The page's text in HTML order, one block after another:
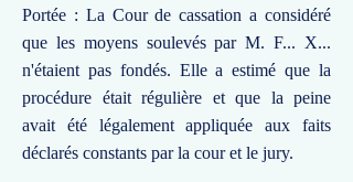
Portée : La Cour de cassation a considéré
que les moyens soulevés par M. F... X...
n'étaient pas fondés. Elle a estimé que la
procédure était régulière et que la peine
avait été légalement appliquée aux faits
déclarés constants par la cour et le jury.